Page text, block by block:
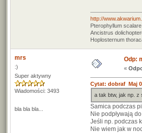
http://
Pterophyllum scalare
Ancistrus
Hoplosternum
mrs
:)
Super aktywny
Wiadomości: 3493
bla bla bla...
Odp:
«
Cytat: dobraf Maj
a tak btw, jak np. z
Samica podczas
Nie podpływają
Jeśli np. podczas
Nie wiem jak w